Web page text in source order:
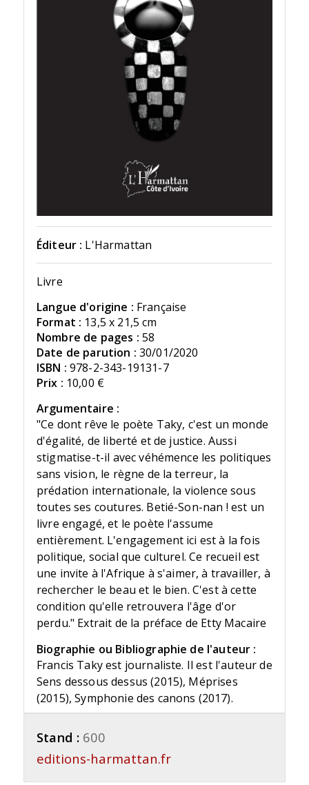
Éditeur : L'Harmattan
Livre
Langue d'origine : Française
Format : 13,5 x 21,5 cm
Nombre de pages : 58
Date de parution : 30/01/2020
ISBN : 978-2-343-19131-7
Prix : 10,00 €
Argumentaire :
"Ce dont rêve le poète Taky, c'est un monde
d'égalité, de liberté et de justice. Aussi
stigmatise-t-il avec véhémence les politiques
sans vision, le règne de la terreur, la
prédation internationale, la violence sous
toutes ses coutures. Betié-Son-nan ! est un
livre engagé, et le poète l'assume
entièrement. L'engagement ici est à la fois
politique, social que culturel. Ce recueil est
une invite à l'Afrique à s'aimer, à travailler, à
rechercher le beau et le bien. C'est à cette
condition qu'elle retrouvera l'âge d'or
perdu." Extrait de la préface de Etty Macaire
Biographie ou Bibliographie de l'auteur :
Francis Taky est journaliste. Il est l'auteur de
Sens dessous dessus (2015), Méprises
(2015), Symphonie des canons (2017).
Stand : 600
editions-harmattan.fr